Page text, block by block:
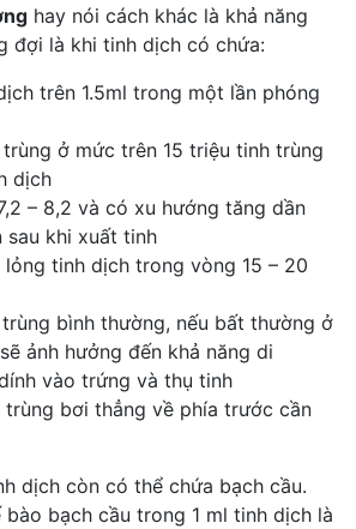
hay nói cách khác là khả năng
đợi là khi tinh dịch có chứa:
trên 1.5ml trong một lần phóng
ở mức trên 15 triệu tinh trùng
dịch
– 8,2 và có xu hướng tăng dần
sau khi xuất tinh
lỏng tinh dịch trong vòng 15 – 20
bình thường, nếu bất thường ở
ảnh hưởng đến khả năng di
vào trứng và thụ tinh
trùng bơi thẳng về phía trước cần
dịch còn có thể chứa bạch cầu.
bào bạch cầu trong 1 ml tinh dịch là